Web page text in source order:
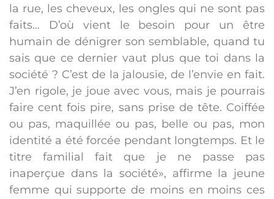
la rue, les cheveux, les ongles qui ne sont pas
faits… D’où vient le besoin pour un être
humain de dénigrer son semblable, quand tu
sais que ce dernier vaut plus que toi dans la
société ? C’est de la jalousie, de l’envie en fait.
J’en rigole, je joue avec vous, mais je pourrais
faire cent fois pire, sans prise de tête. Coiffée
ou pas, maquillée ou pas, belle ou pas, mon
identité a été forcée pendant longtemps. Et le
titre familial fait que je ne passe pas
inaperçue dans la société», affirme la jeune
femme qui supporte de moins en moins ces